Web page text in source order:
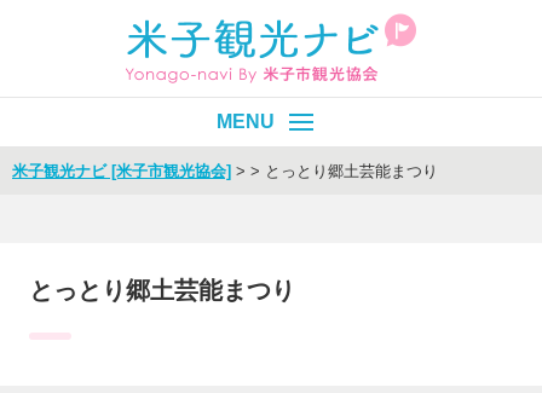
イベント
米子観光ナビ [米子市観光協会] > > とっとり郷土芸能まつり
とっとり郷土芸能まつり